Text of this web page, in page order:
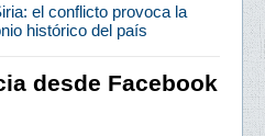
el conflicto provoca la
histórico del país
desde Facebook